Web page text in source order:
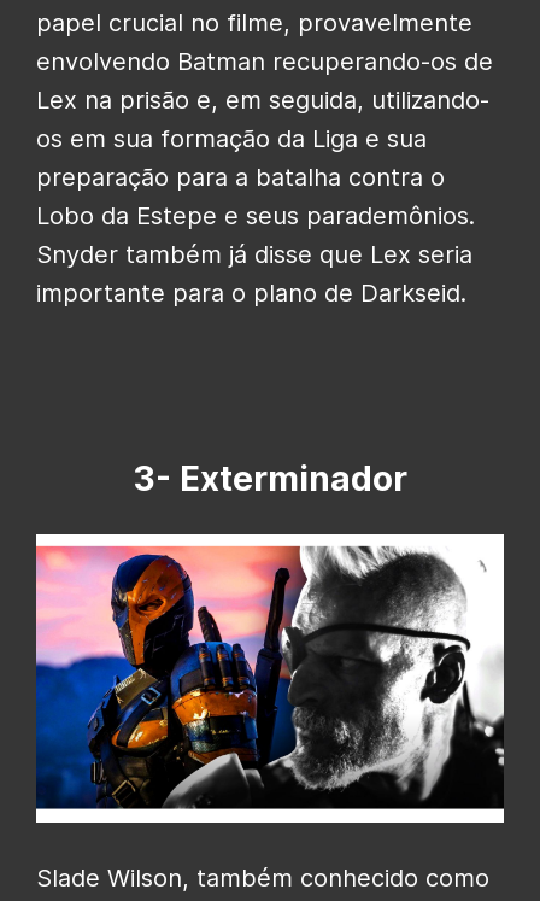
papel crucial no filme, provavelmente
envolvendo Batman recuperando-os de
Lex na prisão e, em seguida, utilizando-
os em sua formação da Liga e sua
preparação para a batalha contra o
Lobo da Estepe e seus parademônios.
Snyder também já disse que Lex seria
importante para o plano de Darkseid.
3- Exterminador
Slade Wilson, também conhecido como